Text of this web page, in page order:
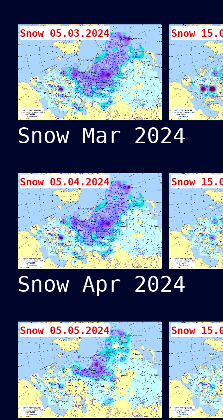
Snow 05.03.2024 Snow
Snow Mar 2024
Snow 05.04.2024 Snow
Snow Apr 2024
Snow 05.05.2024 Snow